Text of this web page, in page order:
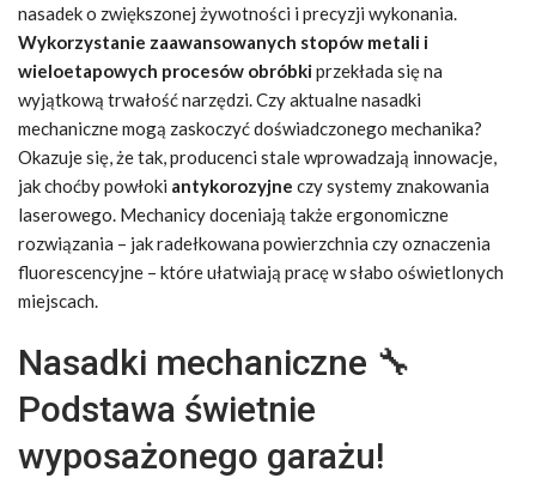
nasadek o zwiększonej żywotności i precyzji wykonania.
Wykorzystanie zaawansowanych stopów metali i
wieloetapowych procesów obróbkiprzekłada się na
wyjątkową trwałość narzędzi. Czy aktualne nasadki
mechaniczne mogą zaskoczyć doświadczonego mechanika?
Okazuje się, że tak, producenci stale wprowadzają innowacje,
jak choćby powłoki antykorozyjne czy systemy znakowania
laserowego. Mechanicy doceniają także ergonomiczne
rozwiązania – jak radełkowana powierzchnia czy oznaczenia
fluorescencyjne – które ułatwiają pracę w słabo oświetlonych
miejscach.
Nasadki mechaniczne 🔧
Podstawa świetnie
wyposażonego garażu!